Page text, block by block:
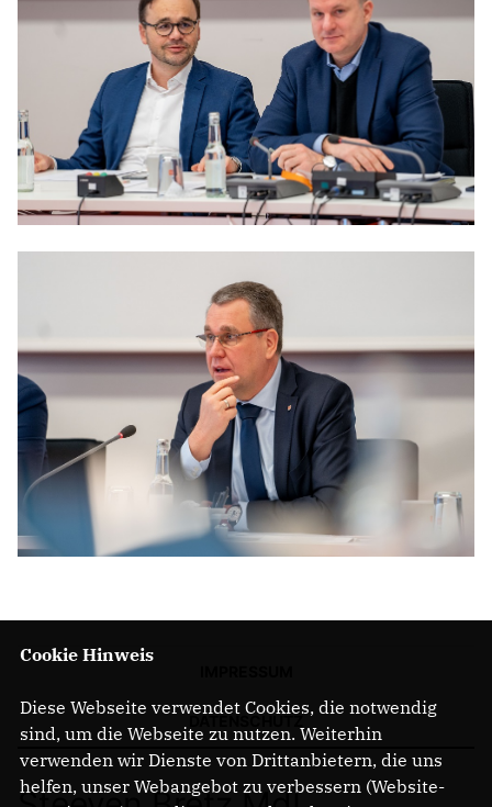
Cookie Hinweis
Diese Webseite verwendet Cookies, die notwendig
sind, um die Webseite zu nutzen. Weiterhin
verwenden wir Dienste von Drittanbietern, die uns
helfen, unser Webangebot zu verbessern (Website-